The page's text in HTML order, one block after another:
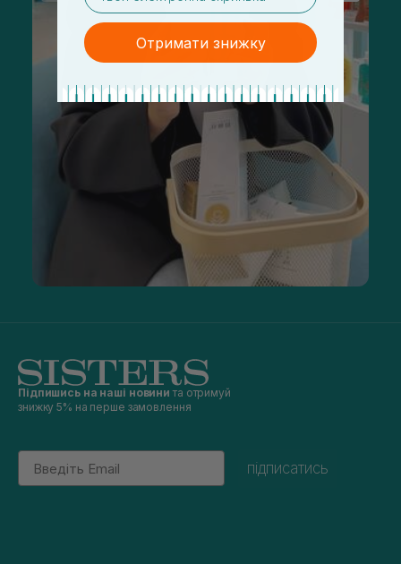
Підпишись на наші новини та отримуй
знижку 5% на перше замовлення
Email
підписатись
Отримати знижку